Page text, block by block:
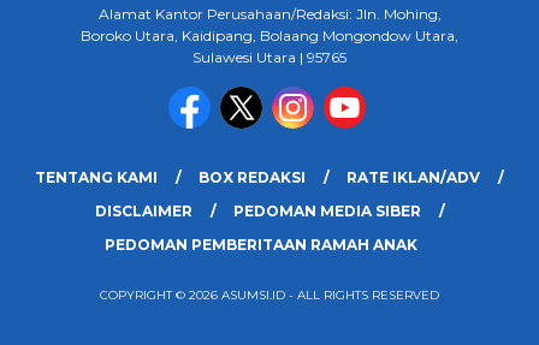
Alamat Kantor Perusahaan/Redaksi: Jln. Mohing,
Boroko Utara, Kaidipang, Bolaang Mongondow Utara,
Sulawesi Utara | 95765
TENTANG KAMI BOX REDAKSI
RATE IKLAN/ADV
DISCLAIMER
PEDOMAN MEDIA SIBER
PEDOMAN PEMBERITAAN RAMAH ANAK
COPYRIGHT © 2026 ASUMSI.ID - ALL RIGHTS RESERVED